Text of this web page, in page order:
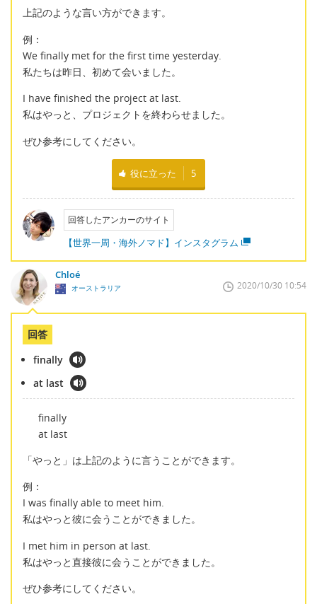
上記のような言い方ができます。
例：
We finally met for the first time yesterday.
私たちは昨日、初めて会いました。
I have finished the project at last.
私はやっと、プロジェクトを終わらせました。
ぜひ参考にしてください。
役に立った 5
回答したアンカーのサイト
【世界一周・海外ノマド】インスタグラム
Chloé
オーストラリア 2020/10/30 10:54
回答
finally
at last
finally
at last
「やっと」は上記のように言うことができます。
例：
I was finally able to meet him.
私はやっと彼に会うことができました。
I met him in person at last.
私はやっと直接彼に会うことができました。
ぜひ参考にしてください。